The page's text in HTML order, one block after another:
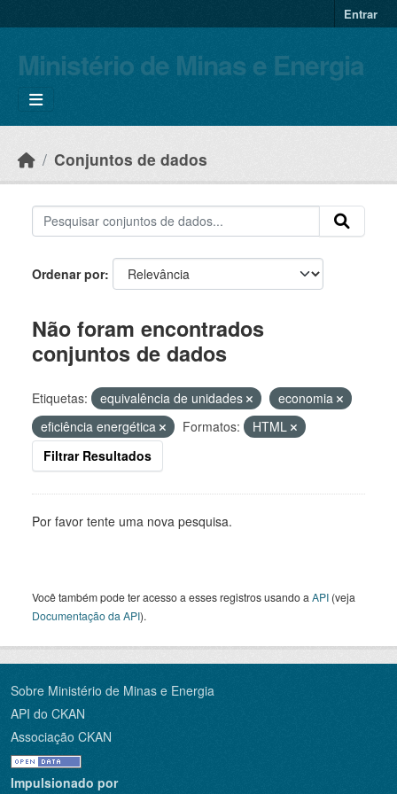
Entrar
Ministério de Minas e Energia
Conjuntos de dados
Ordenar por
Não foram encontrados
conjuntos de dados
Etiquetas: equivalência de unidades
economia
eficiência energética
Formatos:
HTML
Filtrar Resultados
Por favor tente uma nova pesquisa.
Você também pode ter acesso a esses registros usando a API (veja
Documentação da API).
Sobre Ministério de Minas e Energia
API do CKAN
Associação CKAN
Impulsionado por